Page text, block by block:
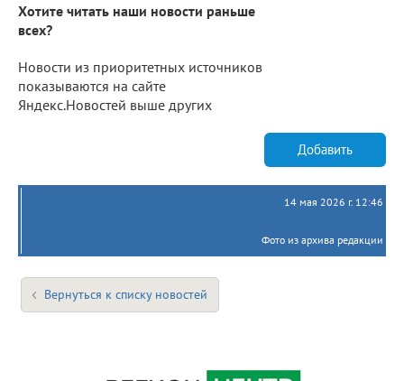
Хотите читать наши новости раньше
всех?
Новости из приоритетных источников
показываются на сайте
Яндекс.Новостей выше других
Добавить
14 мая 2026 г. 12:46
Фото из архива редакции
Вернуться к списку новостей